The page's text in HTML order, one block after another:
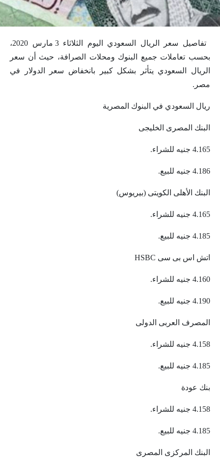
تفاصيل سعر الريال السعودي اليوم الثلاثاء 3 مارس 2020،
بحسب تعاملات جميع البنوك ومحلات الصرافة، حيث أن سعر
الريال السعودي يتأثر بشكل كبير بانخفاض سعر الدولار في
مصر.
ريال السعودي في البنوك المصرية
​​​البنك المصرى الخليجى
4.165 جنيه للشراء.
4.186 جنيه للبيع.
البنك الأهلى الكويتى (بيريوس)
4.165 جنيه للشراء.
4.185 جنيه للبيع.
اتش اس بى سى HSBC
4.160 جنيه للشراء.
4.190 جنيه للبيع.
المصرف العربى الدولى
4.158 جنيه للشراء.
4.185 جنيه للبيع.
بنك عودة
4.158 جنيه للشراء.
4.185 جنيه للبيع.
البنك المركزى المصرى